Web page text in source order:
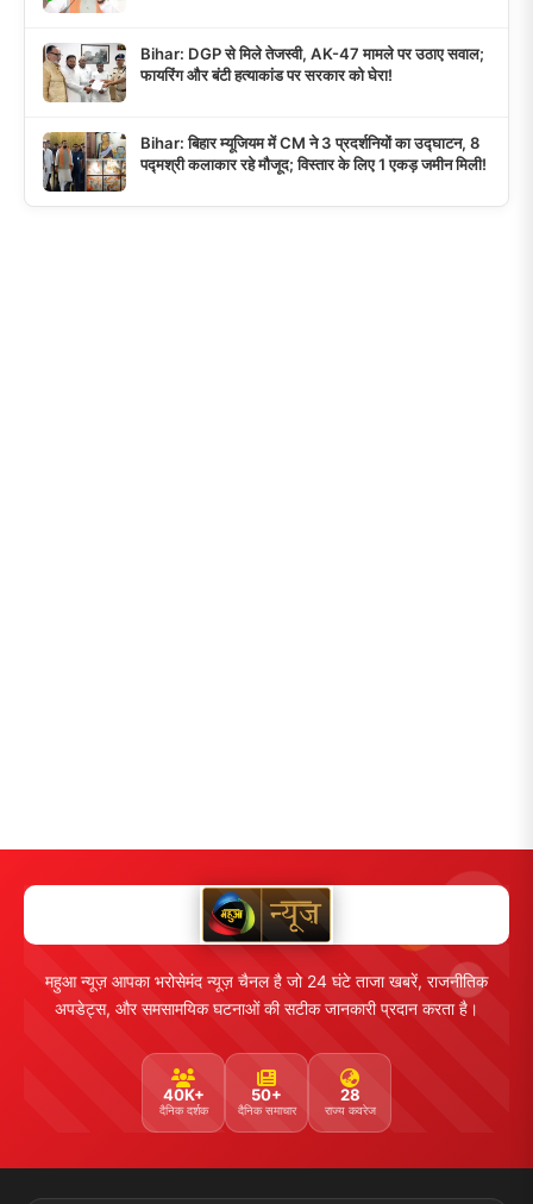
Bihar: DGP से मिले तेजस्वी, AK-47 मामले पर उठाए सवाल;
फायरिंग और बंटी हत्याकांड पर सरकार को घेरा!
Bihar: बिहार म्यूजियम में CM ने 3 प्रदर्शनियों का उद्घाटन, 8
पद्मश्री कलाकार रहे मौजूद; विस्तार के लिए 1 एकड़ जमीन मिली!
महुआ न्यूज़ आपका भरोसेमंद न्यूज़ चैनल है जो 24 घंटे ताजा खबरें, राजनीतिक
अपडेट्स, और समसामयिक घटनाओं की सटीक जानकारी प्रदान करता है।
40K+
दैनिक दर्शक
50+
दैनिक समाचार
28
राज्य कवरेज